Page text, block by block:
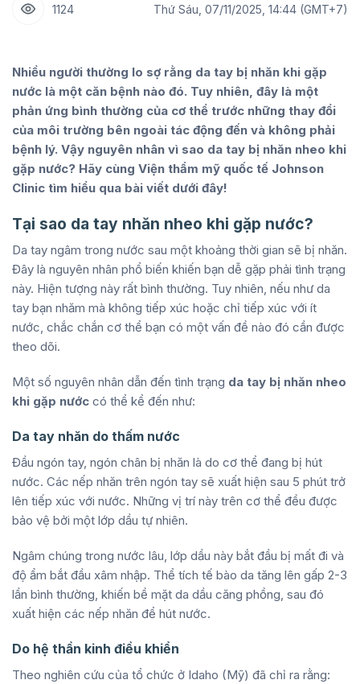
1124 Thứ Sáu, 07/11/2025, 14:44 (GMT+7)
Nhiều người thường lo sợ rằng da tay bị nhăn khi gặp
nước là một căn bệnh nào đó. Tuy nhiên, đây là một
phản ứng bình thường của cơ thể trước những thay đổi
của môi trường bên ngoài tác động đến và không phải
bệnh lý. Vậy nguyên nhân vì sao da tay bị nhăn nheo khi
gặp nước? Hãy cùng Viện thẩm mỹ quốc tế Johnson
Clinic tìm hiểu qua bài viết dưới đây!
Tại sao da tay nhăn nheo khi gặp nước?
Da tay ngâm trong nước sau một khoảng thời gian sẽ bị nhăn.
Đây là nguyên nhân phổ biến khiến bạn dễ gặp phải tình trạng
này. Hiện tượng này rất bình thường. Tuy nhiên, nếu như da
tay bạn nhăm mà không tiếp xúc hoặc chỉ tiếp xúc với ít
nước, chắc chắn cơ thể bạn có một vấn đề nào đó cần được
theo dõi.
Một số nguyên nhân dẫn đến tình trạng da tay bị nhăn nheo
khi gặp nước có thể kể đến như:
Da tay nhăn do thấm nước
Đầu ngón tay, ngón chân bị nhăn là do cơ thể đang bị hút
nước. Các nếp nhăn trên ngón tay sẽ xuất hiện sau 5 phút trở
lên tiếp xúc với nước. Những vị trí này trên cơ thể đều được
bảo vệ bởi một lớp dầu tự nhiên.
Ngâm chúng trong nước lâu, lớp dầu này bắt đầu bị mất đi và
độ ẩm bắt đầu xâm nhập. Thể tích tế bào da tăng lên gấp 2-3
lần bình thường, khiến bề mặt da dầu căng phồng, sau đó
xuất hiện các nếp nhăn để hút nước.
Do hệ thần kinh điều khiển
Theo nghiên cứu của tổ chức ở Idaho (Mỹ) đã chỉ ra rằng: